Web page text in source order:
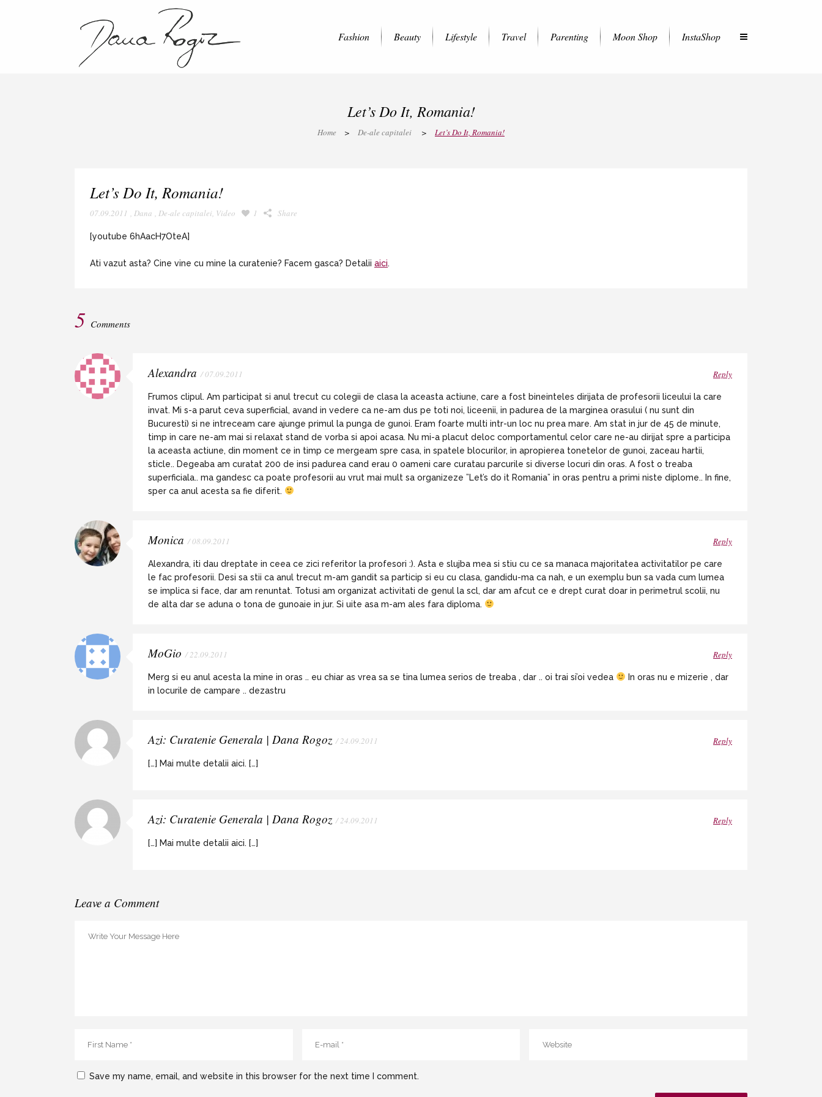
Fashion Beauty Lifestyle Travel Parenting Moon Shop InstaShop
Let’s Do It, Romania!
Home > De-ale capitalei > Let’s Do It, Romania!
Let’s Do It, Romania!
07.09.2011 , Dana , De-ale capitalei, Video 1 Share
[youtube 6hAacH7OteA]
Ati vazut asta? Cine vine cu mine la curatenie? Facem gasca? Detalii aici.
5 Comments
Alexandra / 07.09.2011 Reply
Frumos clipul. Am participat si anul trecut cu colegii de clasa la aceasta actiune, care a fost bineinteles dirijata de profesorii liceului la care
invat. Mi s-a parut ceva superficial, avand in vedere ca ne-am dus pe toti noi, liceenii, in padurea de la marginea orasului ( nu sunt din
Bucuresti) si ne intreceam care ajunge primul la punga de gunoi. Eram foarte multi intr-un loc nu prea mare. Am stat in jur de 45 de minute,
timp in care ne-am mai si relaxat stand de vorba si apoi acasa. Nu mi-a placut deloc comportamentul celor care ne-au dirijat spre a participa
la aceasta actiune, din moment ce in timp ce mergeam spre casa, in spatele blocurilor, in apropierea tonetelor de gunoi, zaceau hartii,
sticle.. Degeaba am curatat 200 de insi padurea cand erau 0 oameni care curatau parcurile si diverse locuri din oras. A fost o treaba
superficiala.. ma gandesc ca poate profesorii au vrut mai mult sa organizeze ”Let’s do it Romania” in oras pentru a primi niste diplome.. In fine,
sper ca anul acesta sa fie diferit.
Monica / 08.09.2011 Reply
Alexandra, iti dau dreptate in ceea ce zici referitor la profesori :). Asta e slujba mea si stiu cu ce sa manaca majoritatea activitatilor pe care
le fac profesorii. Desi sa stii ca anul trecut m-am gandit sa particip si eu cu clasa, gandidu-ma ca nah, e un exemplu bun sa vada cum lumea
se implica si face, dar am renuntat. Totusi am organizat activitati de genul la scl, dar am afcut ce e drept curat doar in perimetrul scolii, nu
de alta dar se aduna o tona de gunoaie in jur. Si uite asa m-am ales fara diploma.
MoGio / 22.09.2011 Reply
Merg si eu anul acesta la mine in oras .. eu chiar as vrea sa se tina lumea serios de treaba , dar .. oi trai si’oi vedea
In oras nu e mizerie , dar
in locurile de campare .. dezastru
Azi: Curatenie Generala | Dana Rogoz / 24.09.2011 Reply
[…] Mai multe detalii aici. […]
Azi: Curatenie Generala | Dana Rogoz / 24.09.2011 Reply
[…] Mai multe detalii aici. […]
Leave a Comment
Save my name, email, and website in this browser for the next time I comment.